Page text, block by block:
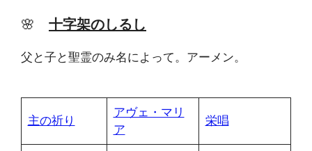
🌸 十字架のしるし
父と子と聖霊のみ名によって。アーメン。
主の祈り
アヴェ・マリ
ア
栄唱